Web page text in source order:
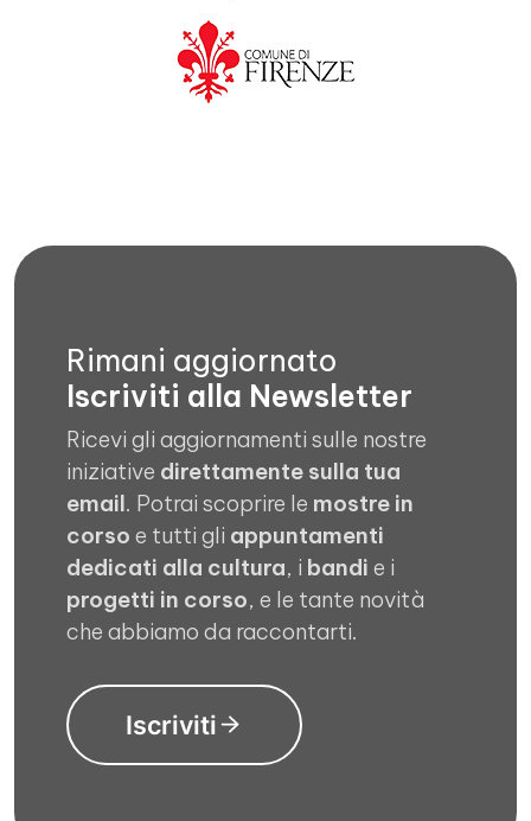
Rimani aggiornato
Iscriviti alla Newsletter
Ricevi gli aggiornamenti sulle nostre
iniziative direttamente sulla tua
email. Potrai scoprire le mostre in
corso e tutti gli appuntamenti
dedicati alla cultura, i bandi e i
progetti in corso, e le tante novità
che abbiamo da raccontarti.
Iscriviti